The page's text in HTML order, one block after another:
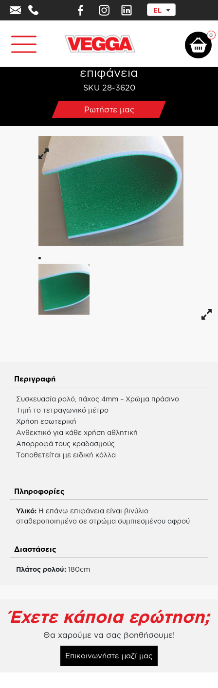
EL
0
Αρχική σελίδα Επαγγελματικός Αθλητικός Εξοπλισμός/Αθλητικά
Δάπεδο PVC αθλητικό Crystal Sand
επιφάνεια
SKU 28-3620
Ρωτήστε μας
Περιγραφή
Συσκευασία ρολό, πάχος 4mm – Χρώμα πράσινο
Τιμή το τετραγωνικό μέτρο
Χρήση εσωτερική
Ανθεκτικό για κάθε χρήση αθλητική
Απορροφά τους κραδασμούς
Τοποθετείται με ειδική κόλλα
Πληροφορίες
Υλικό:Η επάνω επιφάνεια είναι βινύλιο
σταθεροποιημένο σε στρώμα συμπιεσμένου αφρού
Διαστάσεις
Πλάτος ρολού:180cm
Έχετε κάποια ερώτηση;
Θα χαρούμε να σας βοηθήσουμε!
Επικοινωνήστε μαζί μας